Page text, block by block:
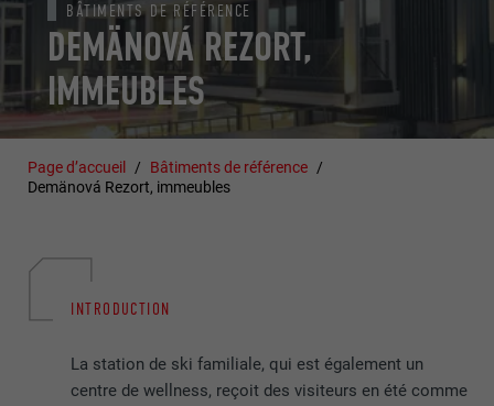
DEMÄNOVÁ REZORT,
IMMEUBLES
BÂTIMENTS DE RÉFÉRENCE
Page d’accueil
Bâtiments de référence
Demänová Rezort, immeubles
INTRODUCTION
La station de ski familiale, qui est également un
centre de wellness, reçoit des visiteurs en été comme